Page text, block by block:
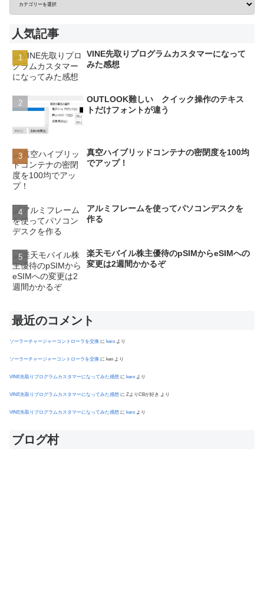
人気記事
VINE先取りプログラムカスタマーになって
みた感想
OUTLOOK難しい クイック操作のテキス
トだけフォントが違う
真空ハイブリッドコンテナの密閉度を100均
でアップ！
アルミフレームを使ってパソコンデスクを
作る
楽天モバイル株主優待のpSIMからeSIMへの
変更は2週間かかるぞ
最近のコメント
ソーラーチャージャーコントローラを交換 に kero より
ソーラーチャージャーコントローラを交換 に ken より
VINE先取りプログラムカスタマーになってみた感想 に kero より
VINE先取りプログラムカスタマーになってみた感想 に ZよりCBが好き より
VINE先取りプログラムカスタマーになってみた感想 に kero より
ブログ村